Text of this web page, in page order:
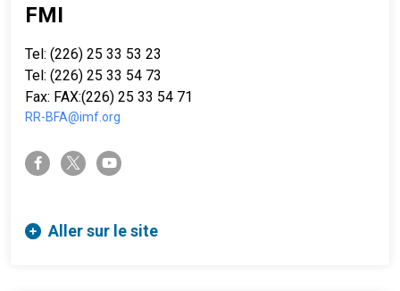
FMI
Tel: (226) 25 33 53 23
Tel: (226) 25 33 54 73
Fax: FAX:(226) 25 33 54 71
RR-BFA@imf.org
facebook-ftwitter-xyoutube
Aller sur le site